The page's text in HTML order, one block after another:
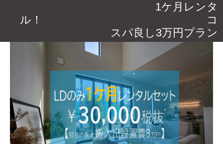
1ケ月レンタ
ル！ コ
スパ良し3万円プラン